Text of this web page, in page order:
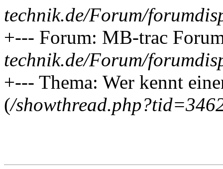
technik.de/Forum/
+--- Forum: MB-trac
technik.de/Forum/
+--- Thema: Wer kennt
(/